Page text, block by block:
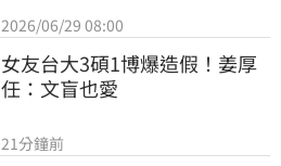
2026/06/29 08:00
女友台大3碩1博爆造假！姜厚
任：文盲也愛
21分鐘前